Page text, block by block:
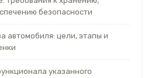
безопасности
автомобиля: цели, этапы и
указанного